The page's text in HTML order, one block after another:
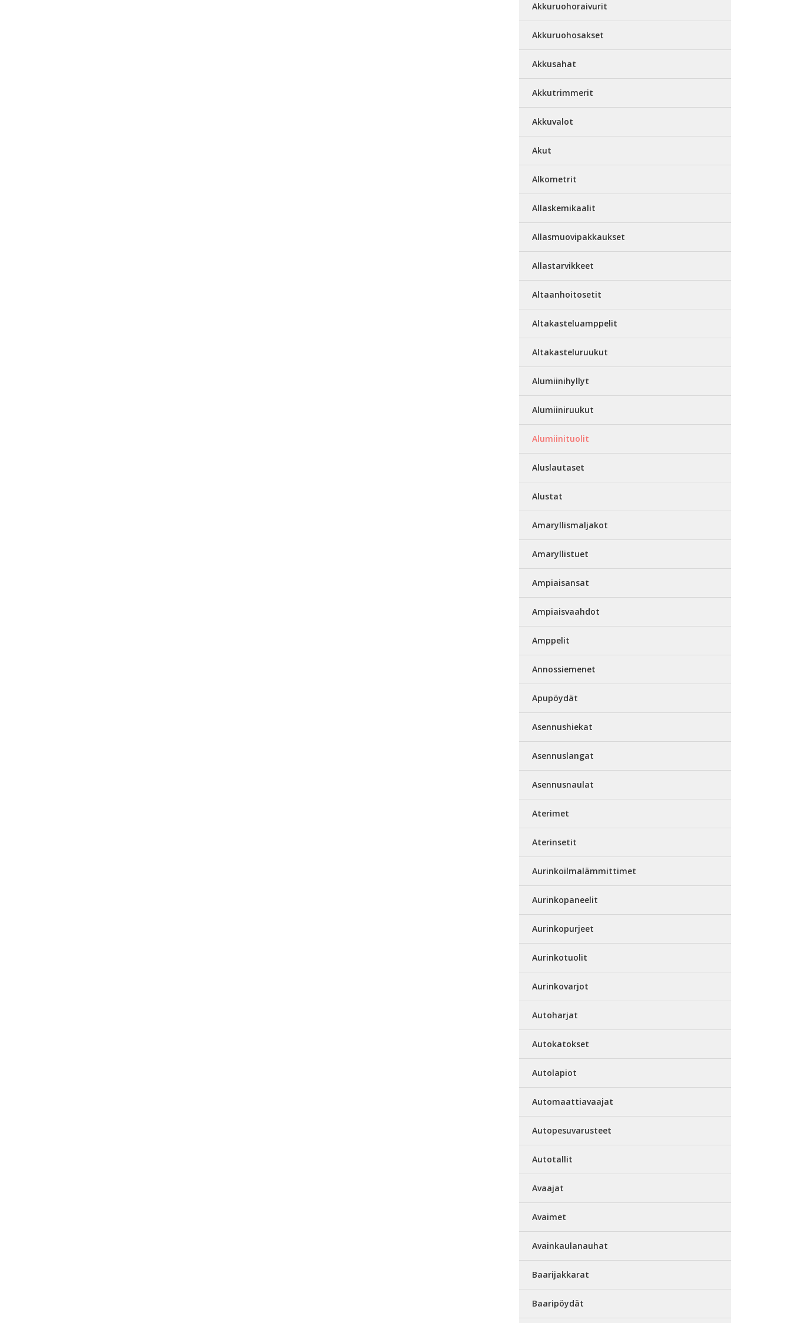
Akkuruohoraivurit
Akkuruohosakset
Akkusahat
Akkutrimmerit
Akkuvalot
Akut
Alkometrit
Allaskemikaalit
Allasmuovipakkaukset
Allastarvikkeet
Altaanhoitosetit
Altakasteluamppelit
Altakasteluruukut
Alumiinihyllyt
Alumiiniruukut
Alumiinituolit
Aluslautaset
Alustat
Amaryllismaljakot
Amaryllistuet
Ampiaisansat
Ampiaisvaahdot
Amppelit
Annossiemenet
Apupöydät
Asennushiekat
Asennuslangat
Asennusnaulat
Aterimet
Aterinsetit
Aurinkoilmalämmittimet
Aurinkopaneelit
Aurinkopurjeet
Aurinkotuolit
Aurinkovarjot
Autoharjat
Autokatokset
Autolapiot
Automaattiavaajat
Autopesuvarusteet
Autotallit
Avaajat
Avaimet
Avainkaulanauhat
Baarijakkarat
Baaripöydät